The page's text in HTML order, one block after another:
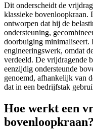
Dit onderscheidt de
klassieke bovenloopkraan.
ontworpen dat hij de
ondersteuning,
doorbuiging minimaliseert.
engineeringswerk, omdat
verdeeld. De vrijdragende
eenzijdig ondersteunde
genoemd, afhankelijk van
dat in een bedrijfstak
Hoe werkt een
bovenloopkraan?